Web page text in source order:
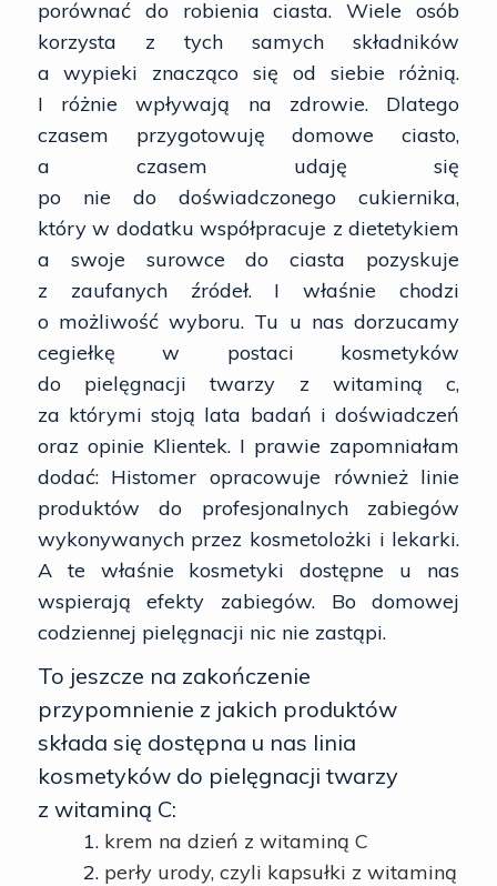
porównać do robienia ciasta. Wiele osób
korzysta z tych samych składników
a wypieki znacząco się od siebie różnią.
I różnie wpływają na zdrowie. Dlatego
czasem przygotowuję domowe ciasto,
a czasem udaję się
po nie do doświadczonego cukiernika,
który w dodatku współpracuje z dietetykiem
a swoje surowce do ciasta pozyskuje
z zaufanych źródeł. I właśnie chodzi
o możliwość wyboru. Tu u nas dorzucamy
cegiełkę w postaci kosmetyków
do pielęgnacji twarzy z witaminą c,
za którymi stoją lata badań i doświadczeń
oraz opinie Klientek. I prawie zapomniałam
dodać: Histomer opracowuje również linie
produktów do profesjonalnych zabiegów
wykonywanych przez kosmetolożki i lekarki.
A te właśnie kosmetyki dostępne u nas
wspierają efekty zabiegów. Bo domowej
codziennej pielęgnacji nic nie zastąpi.
To jeszcze na zakończenie
przypomnienie z jakich produktów
składa się dostępna u nas linia
kosmetyków do pielęgnacji twarzy
z witaminą C:
krem na dzień z witaminą C
perły urody, czyli kapsułki z witaminą